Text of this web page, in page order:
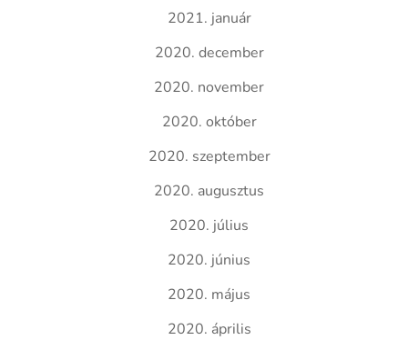
2021. január
2020. december
2020. november
2020. október
2020. szeptember
2020. augusztus
2020. július
2020. június
2020. május
2020. április